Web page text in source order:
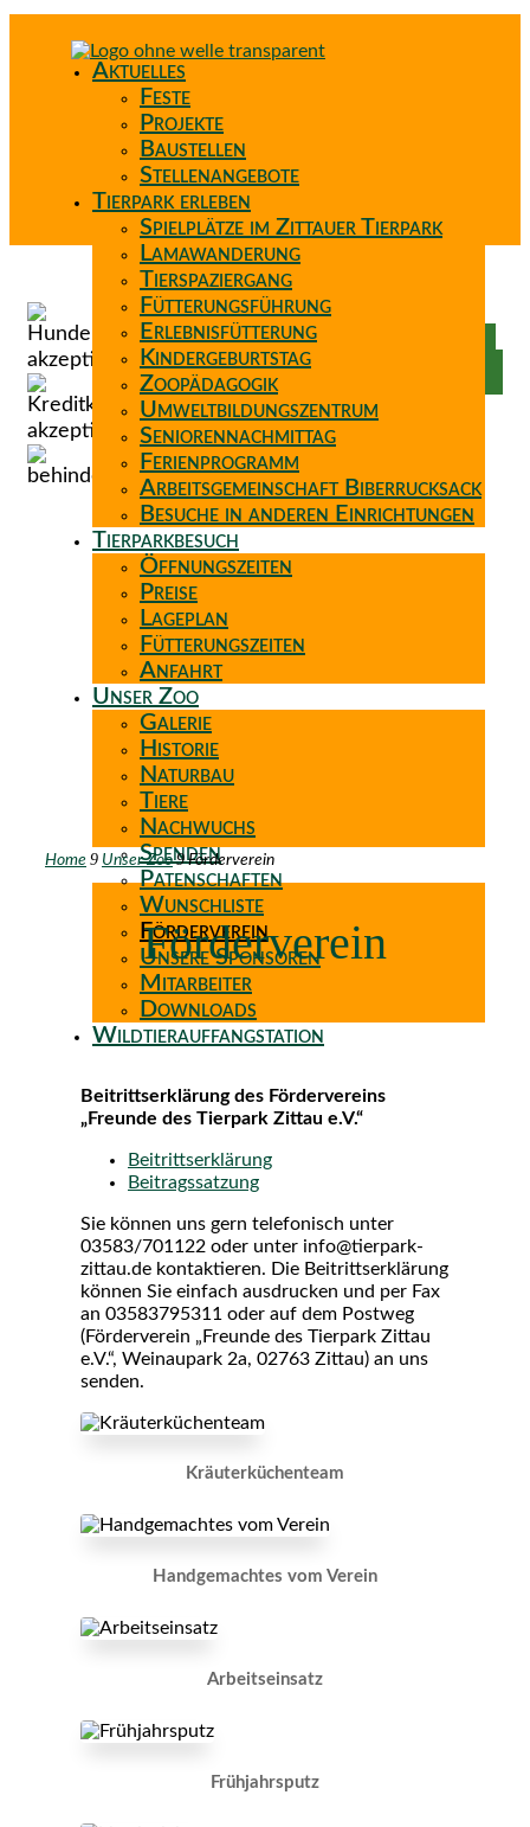
Aktuelles
Feste
Projekte
Baustellen
Stellenangebote
Tierpark erleben
Spielplätze im Zittauer Tierpark
Lamawanderung
Tierspaziergang
Fütterungsführung
Erlebnisfütterung
Kindergeburtstag
Zoopädagogik
Umweltbildungszentrum
Seniorennachmittag
Ferienprogramm
Arbeitsgemeinschaft Biberrucksack
Besuche in anderen Einrichtungen
Tierparkbesuch
Öffnungszeiten
Preise
Lageplan
Fütterungszeiten
Anfahrt
Unser Zoo
Galerie
Historie
Naturbau
Tiere
Nachwuchs
Spenden
Patenschaften
Wunschliste
Förderverein
Unsere Sponsoren
Mitarbeiter
Downloads
Wildtierauffangstation
Home 9 Unser Zoo 9 Förderverein
Förderverein
Beitrittserklärung des Fördervereins
„Freunde des Tierpark Zittau e.V.“
Beitrittserklärung
Beitragssatzung
Sie können uns gern telefonisch unter
03583/701122 oder unter info@tierpark-
zittau.de kontaktieren. Die Beitrittserklärung
können Sie einfach ausdrucken und per Fax
an 03583795311 oder auf dem Postweg
(Förderverein „Freunde des Tierpark Zittau
e.V.“, Weinaupark 2a, 02763 Zittau) an uns
senden.
Kräuterküchenteam
Handgemachtes vom Verein
Arbeitseinsatz
Frühjahrsputz